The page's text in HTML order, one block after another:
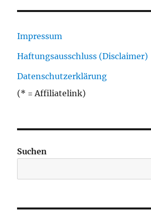
Impressum
Haftungsausschluss (Disclaimer)
Datenschutzerklärung
(* = Affiliatelink)
Suchen